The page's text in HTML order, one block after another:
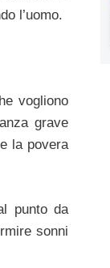
l’uomo.
vogliono
grave
la povera
punto da
sonni